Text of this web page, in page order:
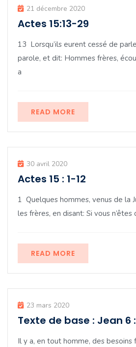
21 décembre 2020
Actes 15:13-29
13 Lorsqu’ils eurent cessé de
parole, et dit: Hommes frères,
a
READ MORE
30 avril 2020
Actes 15 : 1-12
1 Quelques hommes, venus de la
les frères, en disant: Si vous n’êtes
READ MORE
23 mars 2020
Texte de base : Jean 6
Il y a, en tout homme, des besoins